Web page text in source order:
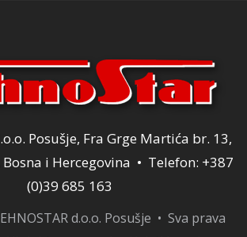
Posušje, Fra Grge Martića br. 13,
i Hercegovina • Telefon: +387
(0)39 685 163
d.o.o. Posušje • Sva prava